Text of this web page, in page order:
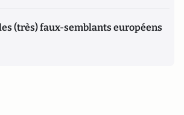
(très) faux-semblants européens